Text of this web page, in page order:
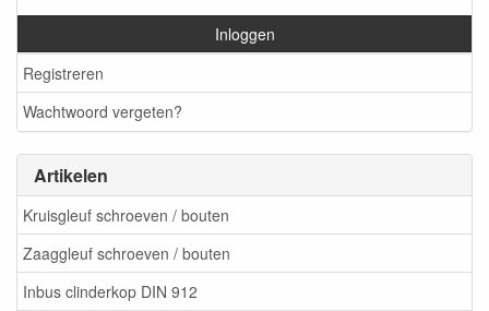
Inloggen
Registreren
Wachtwoord vergeten?
Artikelen
Kruisgleuf schroeven / bouten
Zaaggleuf schroeven / bouten
Inbus clinderkop DIN 912